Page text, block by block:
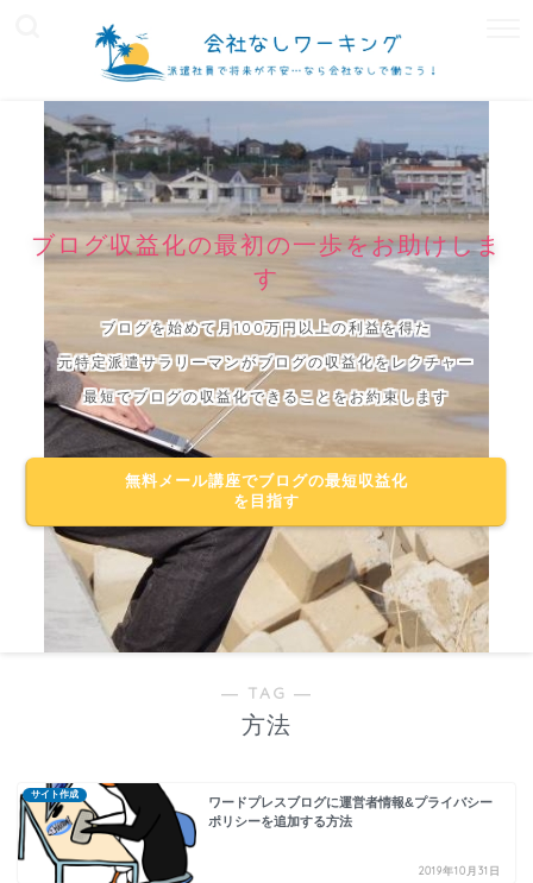
ブログ収益化の最初の一歩をお助けしま
す
ブログを始めて月100万円以上の利益を得た
元特定派遣サラリーマンがブログの収益化をレクチャー
最短でブログの収益化できることをお約束します
無料メール講座でブログの最短収益化
を目指す
― TAG ―
方法
サイト作成
ワードプレスブログに運営者情報&プライバシー
ポリシーを追加する方法
2019年10月31日